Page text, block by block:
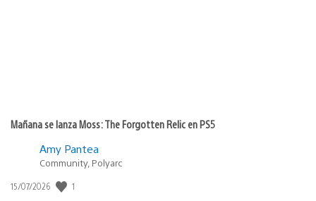
Mañana se lanza Moss: The Forgotten Relic en PS5
Amy Pantea
Community, Polyarc
Fecha
15/07/2026 1